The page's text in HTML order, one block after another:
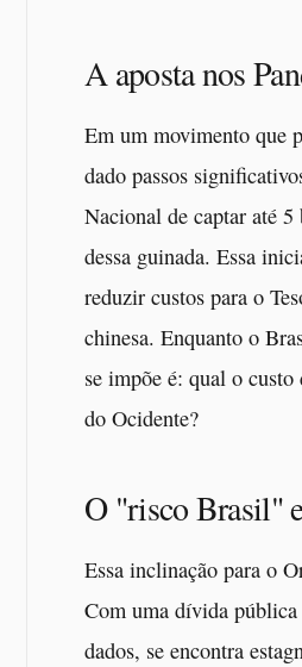
A aposta nos
Em um movimento que
dado passos
Nacional de captar até 5
dessa guinada. Essa
reduzir custos para o
chinesa. Enquanto o
se impõe é: qual o
do Ocidente?
O "risco Brasil"
Essa inclinação para o
Com uma dívida pública
dados, se encontra